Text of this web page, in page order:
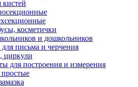
косметички
и дошкольников
письма и черчения
циркули
для построения и измерения